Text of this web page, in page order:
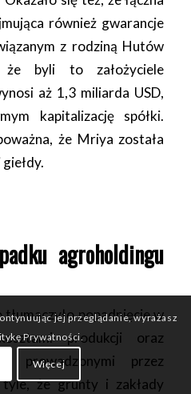
również gwarancje
z rodziną Hutów
że byli to założyciele
aż 1,3 miliarda USD,
kapitalizację spółki.
że Mriya została
agroholdingu
popadnięcie w
produkcji oraz
prowadzonymi przez
że grunty i zakłady
jej przeglądanie, wyrażasz
Prywatności.
Więcej